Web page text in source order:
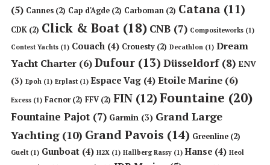
(5) Cannes (2) Cap d'Agde (2) Carboman (2) Catana (11)
CDK (2) Click & Boat (18) CNB (7) Compositeworks (1)
Contest Yachts (1) Couach (4) Crouesty (2) Decathlon (1) Dream
Yacht Charter (6)Dufour (13) Düsseldorf(8) ENV
(3) Epoh (1) Erplast(1) Espace Vag (4) Etoile Marine (6)
Excess (1) Facnor(2) FFV (2) FIN (12) Fountaine (20)
Fountaine Pajot (7) Garmin (3) Grand Large
Yachting(10) Grand Pavois (14) Greenline (2)
Guelt(1) Gunboat (4) H2X (1) Hallberg Rassy (1) Hanse (4) Heol